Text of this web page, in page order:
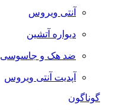
آنتی ویروس
دیواره آتشین
ضد هک و جاسوسی
آپدیت آنتی ویروس
گوناگون